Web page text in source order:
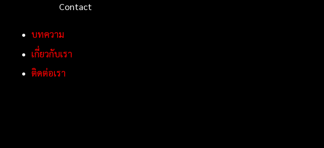
Contact
บทความ
เกี่ยวกับเรา
ติดต่อเรา